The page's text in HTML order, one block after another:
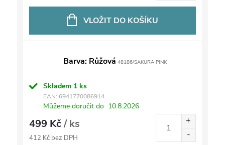
VLOŽIT DO KOŠÍKU
Barva: Růžová 48186/SAKURA PINK
Skladem 1 ks
EAN: 6941770086914
Můžeme doručit do 10.8.2026
499 Kč/ ks
412 Kč bez DPH